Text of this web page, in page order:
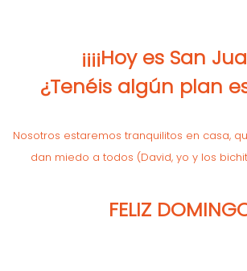
¡¡¡¡Hoy es San
¿Tenéis algún plan
Nosotros estaremos tranquilitos en casa,
dan miedo a todos (David, yo y los
FELIZ